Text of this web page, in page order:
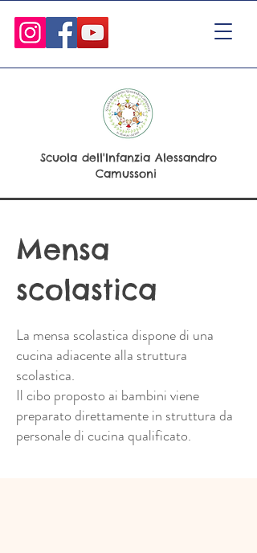
Scuola dell'Infanzia Alessandro
Camussoni
Mensa
scolastica
La mensa scolastica dispone di una
cucina adiacente alla struttura
scolastica.
Il cibo proposto ai bambini viene
preparato direttamente in struttura da
personale di cucina qualificato.